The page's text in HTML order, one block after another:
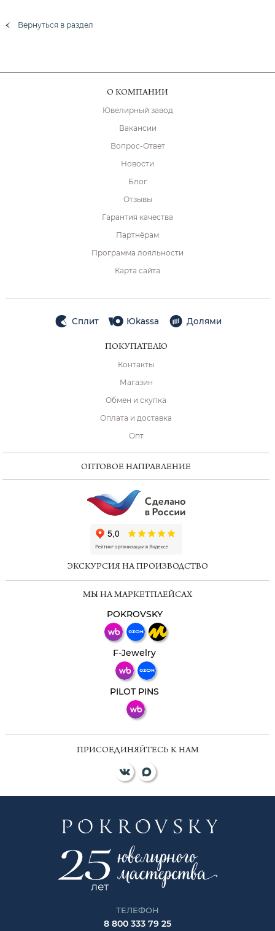
Вернуться в раздел
О КОМПАНИИ
Ювелирный завод
Вакансии
Вопрос-Ответ
Новости
Блог
Отзывы
Гарантия качества
Партнёрам
Программа лояльности
Карта сайта
Сплит Юkassa Долями
ПОКУПАТЕЛЮ
Контакты
Магазин
Обмен и скупка
Оплата и доставка
Опт
ОПТОВОЕ НАПРАВЛЕНИЕ
ЭКСКУРСИЯ НА ПРОИЗВОДСТВО
МЫ НА МАРКЕТПЛЕЙСАХ
POKROVSKY
F-Jewelry
PILOT PINS
ПРИСОЕДИНЯЙТЕСЬ К НАМ
ТЕЛЕФОН
8 800 333 79 25